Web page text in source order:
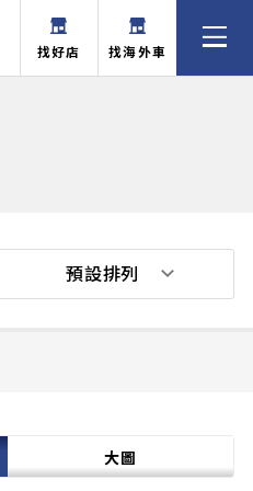
找好店 找海外車
大圖
預設排列